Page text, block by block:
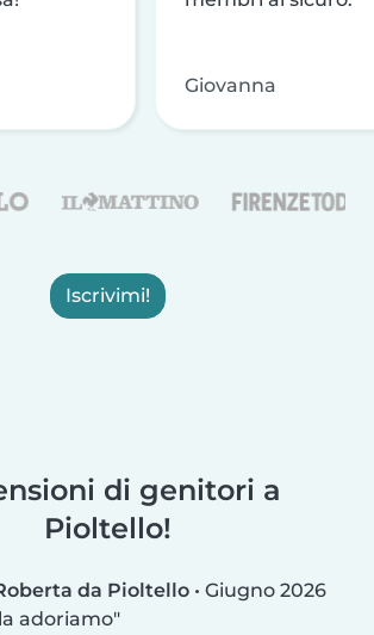
Giovanna
Iscrivimi!
di genitori a
Pioltello!
da Pioltello • Giugno 2026
adoriamo